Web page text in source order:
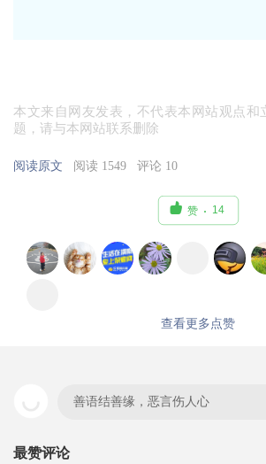
本文来自网友发表，不代表本网站观点和
题，请与本网站联系删除
阅读原文 阅读 1549 评论 10
 赞 14
查看更多点赞
善语结善缘，恶言伤人心
最赞评论